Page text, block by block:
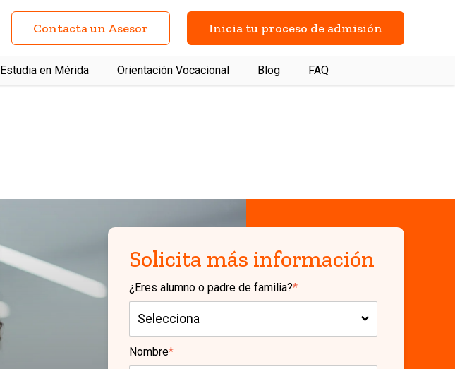
Contacta un Asesor Inicia tu proceso de admisión
Estudia en Mérida Orientación Vocacional Blog FAQ
Solicita más información
¿Eres alumno o padre de familia?*
Nombre*